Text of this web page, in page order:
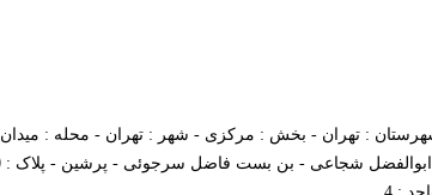
شهرستان : تهران - بخش : مرکزی - شهر : تهران - محله :